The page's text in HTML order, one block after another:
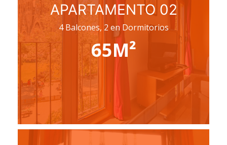
APARTAMENTO 02
4 Balcones, 2 en Dormitorios
65M²